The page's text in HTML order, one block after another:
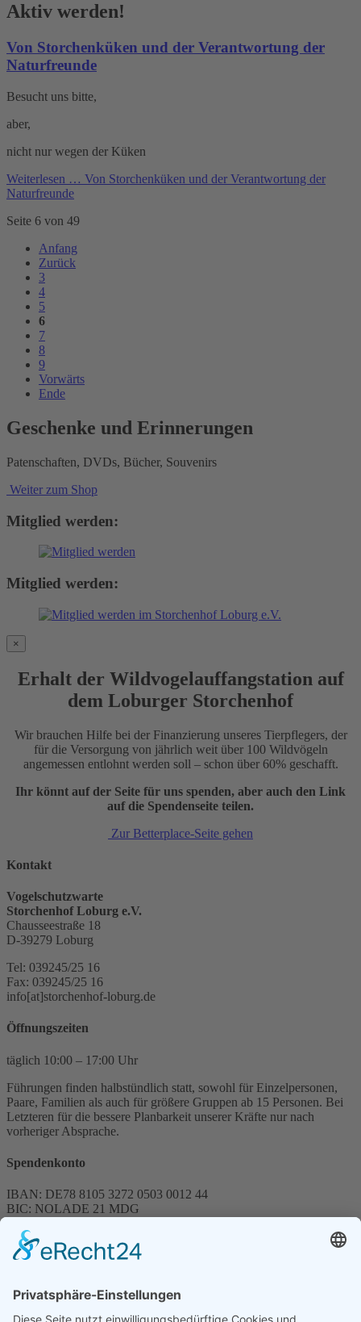
Aktiv werden!
Von Storchenküken und der Verantwortung der
Naturfreunde
Besucht uns bitte,
aber,
nicht nur wegen der Küken
Weiterlesen … Von Storchenküken und der Verantwortung der
Naturfreunde
Seite 6 von 49
Anfang
Zurück
3
4
5
6
7
8
9
Vorwärts
Ende
Geschenke und Erinnerungen
Patenschaften, DVDs, Bücher, Souvenirs
Weiter zum Shop
Mitglied werden:
Mitglied werden:
×
Erhalt der Wildvogelauffangstation auf
dem Loburger Storchenhof
Wir brauchen Hilfe bei der Finanzierung unseres Tierpflegers, der
für die Versorgung von jährlich weit über 100 Wildvögeln
angemessen entlohnt werden soll – schon über 60% geschafft.
Ihr könnt auf der Seite für uns spenden, aber auch den Link
auf die Spendenseite teilen.
Zur Betterplace-Seite gehen
Kontakt
Vogelschutzwarte
Storchenhof Loburg e.V.
Chausseestraße 18
D-39279 Loburg
Tel: 039245/25 16
Fax: 039245/25 16
info[at]storchenhof-loburg.de
Öffnungszeiten
täglich 10:00 – 17:00 Uhr
Führungen finden halbstündlich statt, sowohl für Einzelpersonen,
Paare, Familien als auch für größere Gruppen ab 15 Personen. Bei
Letzteren für die bessere Planbarkeit unserer Kräfte nur nach
vorheriger Absprache.
Spendenkonto
IBAN: DE78 8105 3272 0503 0012 44
BIC: NOLADE 21 MDG
Spenden können steuerlich abgesetzt werden
Förderung